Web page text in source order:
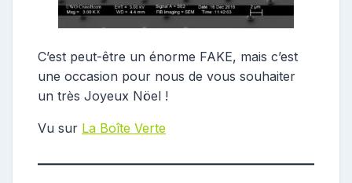
C’est peut-être un énorme FAKE, mais c’est
une occasion pour nous de vous souhaiter
un très Joyeux Nöel !
Vu sur La Boîte Verte